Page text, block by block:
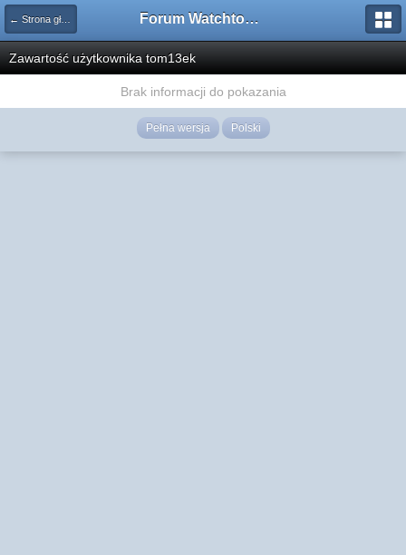
← Strona główna Forum Watchtower
Zawartość użytkownika tom13ek
Brak informacji do pokazania
Pełna wersja Polski